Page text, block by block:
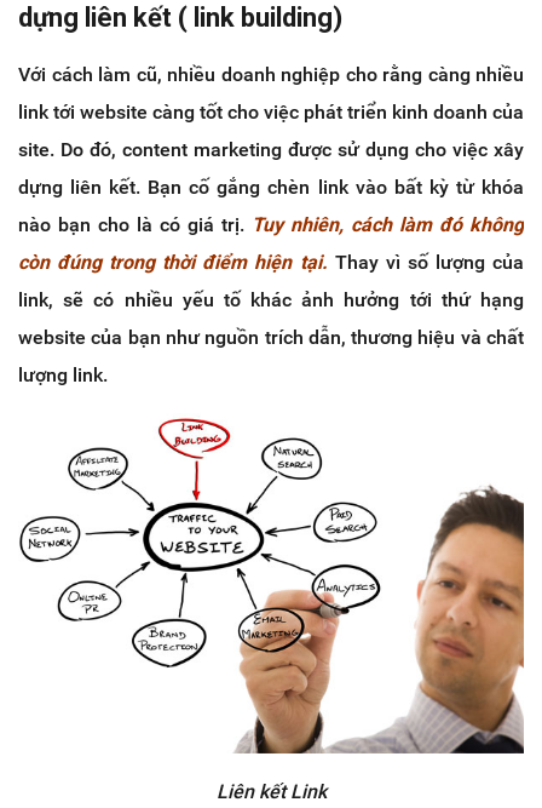
dựng liên kết ( link building)
Với cách làm cũ, nhiều doanh nghiệp cho rằng càng nhiều
link tới website càng tốt cho việc phát triển kinh doanh của
site. Do đó, content marketing được sử dụng cho việc xây
dựng liên kết. Bạn cố gắng chèn link vào bất kỳ từ khóa
nào bạn cho là có giá trị. Tuy nhiên, cách làm đó không
còn đúng trong thời điểm hiện tại. Thay vì số lượng của
link, sẽ có nhiều yếu tố khác ảnh hưởng tới thứ hạng
website của bạn như nguồn trích dẫn, thương hiệu và chất
lượng link.
Liên kết Link